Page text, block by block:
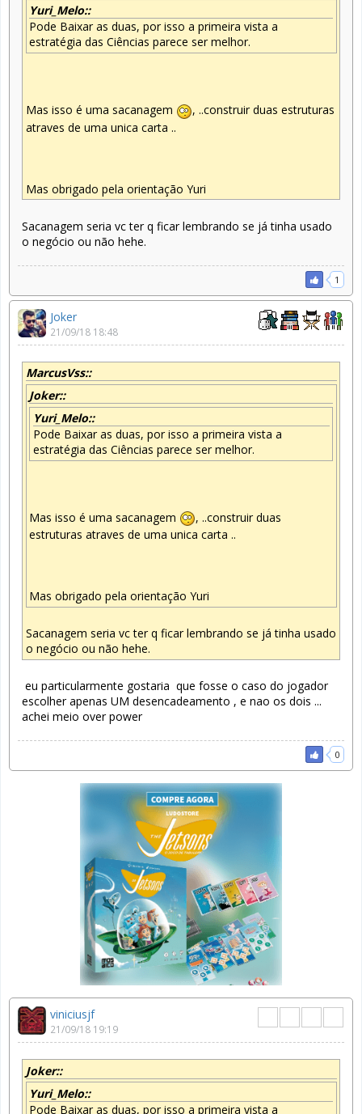
Yuri_Melo::
Pode Baixar as duas, por isso a primeira vista a
estratégia das Ciências parece ser melhor.
Mas isso é uma sacanagem
, ..construir duas estruturas
atraves de uma unica carta ..
Mas obrigado pela orientação Yuri
Sacanagem seria vc ter q ficar lembrando se já tinha usado
o negócio ou não hehe.
1
Joker
21/09/18 18:48
MarcusVss::
Joker::
Yuri_Melo::
Pode Baixar as duas, por isso a primeira vista a
estratégia das Ciências parece ser melhor.
Mas isso é uma sacanagem
, ..construir duas
estruturas atraves de uma unica carta ..
Mas obrigado pela orientação Yuri
Sacanagem seria vc ter q ficar lembrando se já tinha usado
o negócio ou não hehe.
eu particularmente gostaria que fosse o caso do jogador
escolher apenas UM desencadeamento , e nao os dois ...
achei meio over power
0
viniciusjf
21/09/18 19:19
Joker::
Yuri_Melo::
Pode Baixar as duas, por isso a primeira vista a